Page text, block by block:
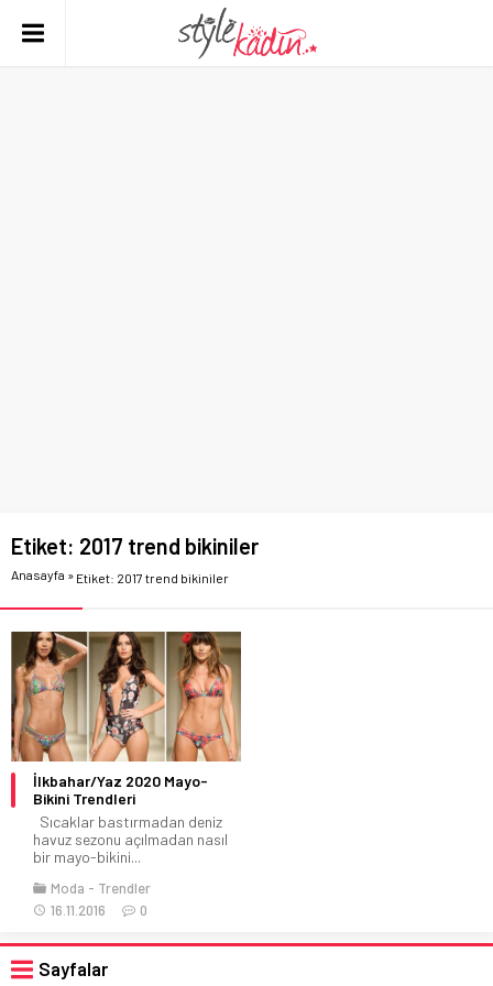
Etiket: 2017 trend bikiniler
Anasayfa » Etiket: 2017 trend bikiniler
İlkbahar/Yaz 2020 Mayo-
Bikini Trendleri
Sıcaklar bastırmadan deniz
havuz sezonu açılmadan nasıl
bir mayo-bikini...
Moda
Trendler
16.11.2016
0
Sayfalar